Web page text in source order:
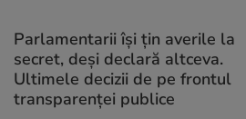
Parlamentarii își țin averile la
secret, deși declară altceva.
Ultimele decizii de pe frontul
transparenței publice